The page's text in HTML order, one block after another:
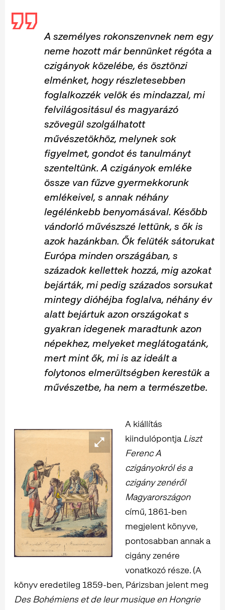
A személyes rokonszenvnek nem egy
neme hozott már bennünket régóta a
czigányok közelébe, és ösztönzi
elménket, hogy részletesebben
foglalkozzék velök és mindazzal, mi
felvilágositásul és magyarázó
szövegül szolgálhatott
művészetökhöz, melynek sok
figyelmet, gondot és tanulmányt
szenteltünk. A czigányok emléke
össze van fűzve gyermekkorunk
emlékeivel, s annak néhány
legélénkebb benyomásával. Később
vándorló művészszé lettünk, s ők is
azok hazánkban. Ők felüték sátorukat
Európa minden országában, s
századok kellettek hozzá, mig azokat
bejárták, mi pedig százados sorsukat
mintegy dióhéjba foglalva, néhány év
alatt bejártuk azon országokat s
gyakran idegenek maradtunk azon
népekhez, melyeket meglátogatánk,
mert mint ők, mi is az ideált a
folytonos elmerültségben kerestük a
művészetbe, ha nem a természetbe.
A kiállítás
kiindulópontjaLiszt
Ferenc A
czigányokról és a
czigány zenéről
Magyarországon
című, 1861-ben
megjelent könyve,
pontosabban annak a
cigány zenére
vonatkozó része. (A
könyv eredetileg 1859-ben, Párizsban jelent meg
Des Bohémiens et de leur musique en Hongrie